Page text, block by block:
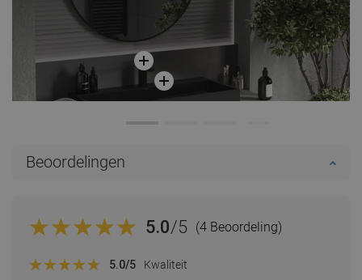
Beoordelingen
5.0/5 (4 Beoordeling)
5.0/5 Kwaliteit